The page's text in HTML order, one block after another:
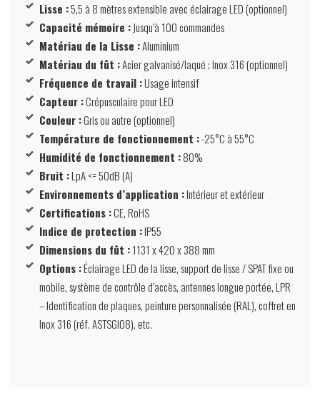
Lisse :5,5 à 8 mètres extensible avec éclairage LED (optionnel)
Capacité mémoire :Jusqu’à 100 commandes
Matériau de la Lisse :Aluminium
Matériau du fût :Acier galvanisé/laqué ; Inox 316 (optionnel)
Fréquence de travail :Usage intensif
Capteur :Crépusculaire pour LED
Couleur :Gris ou autre (optionnel)
Température de fonctionnement :-25°C à 55°C
Humidité de fonctionnement :80%
Bruit :LpA <= 50dB (A)
Environnements d’application :Intérieur et extérieur
Certifications :CE, RoHS
Indice de protection :IP55
Dimensions du fût :1131 x 420 x 388 mm
Options :Éclairage LED de la lisse, support de lisse / SPAT fixe ou
mobile, système de contrôle d’accès, antennes longue portée, LPR
– Identification de plaques, peinture personnalisée (RAL), coffret en
Inox 316 (réf. ASTSGI08), etc.